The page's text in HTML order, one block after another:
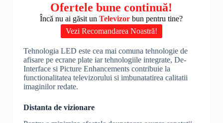
Ofertele bune continuă!
Încă nu ai găsit unTelevizorbun pentru tine?
Vezi Recomandarea Noastră!
Tehnologia LED este cea mai comuna tehnologie de
afisare pe ecrane plate iar tehnologiile integrate, De-
Interface si Picture Enhancements contribuie la
functionalitatea televizorului si imbunatatirea calitatii
imaginilor redate.
Distanta de vizionare